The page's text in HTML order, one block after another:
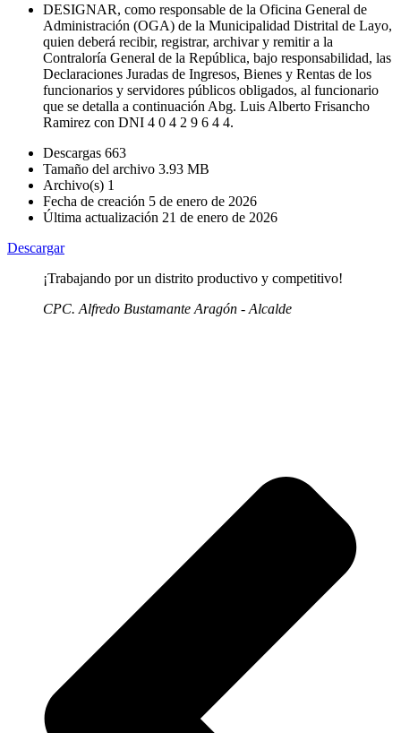
DESIGNAR, como responsable de la Oficina General de
Administración (OGA) de la Municipalidad Distrital de Layo,
quien deberá recibir, registrar, archivar y remitir a la
Contraloría General de la República, bajo responsabilidad, las
Declaraciones Juradas de Ingresos, Bienes y Rentas de los
funcionarios y servidores públicos obligados, al funcionario
que se detalla a continuación Abg. Luis Alberto Frisancho
Ramirez con DNI 4 0 4 2 9 6 4 4.
Descargas 663
Tamaño del archivo 3.93 MB
Archivo(s) 1
Fecha de creación 5 de enero de 2026
Última actualización 21 de enero de 2026
Descargar
¡Trabajando por un distrito productivo y competitivo!
CPC. Alfredo Bustamante Aragón - Alcalde